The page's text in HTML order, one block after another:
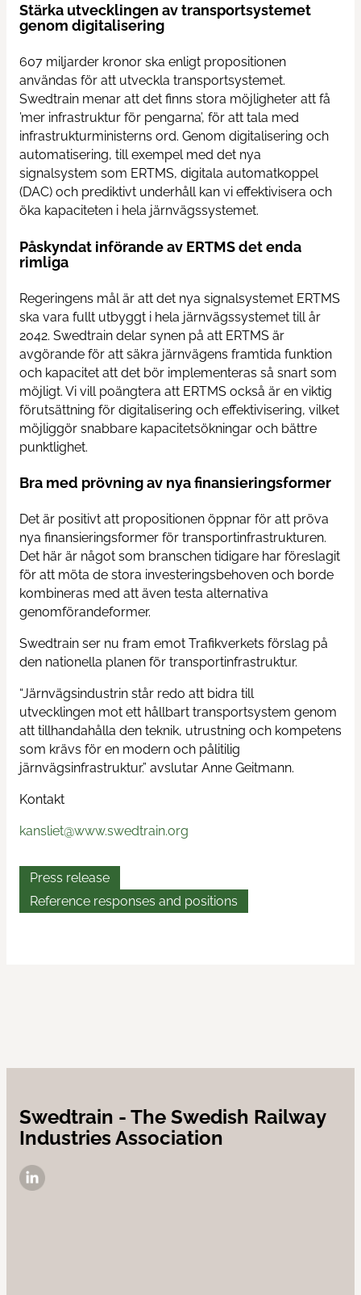
Stärka utvecklingen av transportsystemet
genom digitalisering
607 miljarder kronor ska enligt propositionen
användas för att utveckla transportsystemet.
Swedtrain menar att det finns stora möjligheter att få
’mer infrastruktur för pengarna’, för att tala med
infrastrukturministerns ord. Genom digitalisering och
automatisering, till exempel med det nya
signalsystem som ERTMS, digitala automatkoppel
(DAC) och prediktivt underhåll kan vi effektivisera och
öka kapaciteten i hela järnvägssystemet.
Påskyndat införande av ERTMS det enda
rimliga
Regeringens mål är att det nya signalsystemet ERTMS
ska vara fullt utbyggt i hela järnvägssystemet till år
2042. Swedtrain delar synen på att ERTMS är
avgörande för att säkra järnvägens framtida funktion
och kapacitet att det bör implementeras så snart som
möjligt. Vi vill poängtera att ERTMS också är en viktig
förutsättning för digitalisering och effektivisering, vilket
möjliggör snabbare kapacitetsökningar och bättre
punktlighet.
Bra med prövning av nya finansieringsformer
Det är positivt att propositionen öppnar för att pröva
nya finansieringsformer för transportinfrastrukturen.
Det här är något som branschen tidigare har föreslagit
för att möta de stora investeringsbehoven och borde
kombineras med att även testa alternativa
genomförandeformer.
Swedtrain ser nu fram emot Trafikverkets förslag på
den nationella planen för transportinfrastruktur.
“Järnvägsindustrin står redo att bidra till
utvecklingen mot ett hållbart transportsystem genom
att tillhandahålla den teknik, utrustning och kompetens
som krävs för en modern och pålitilig
järnvägsinfrastruktur.” avslutar Anne Geitmann.
Kontakt
kansliet@www.swedtrain.org
Press release
Reference responses and positions
Swedtrain - The Swedish Railway
Industries Association